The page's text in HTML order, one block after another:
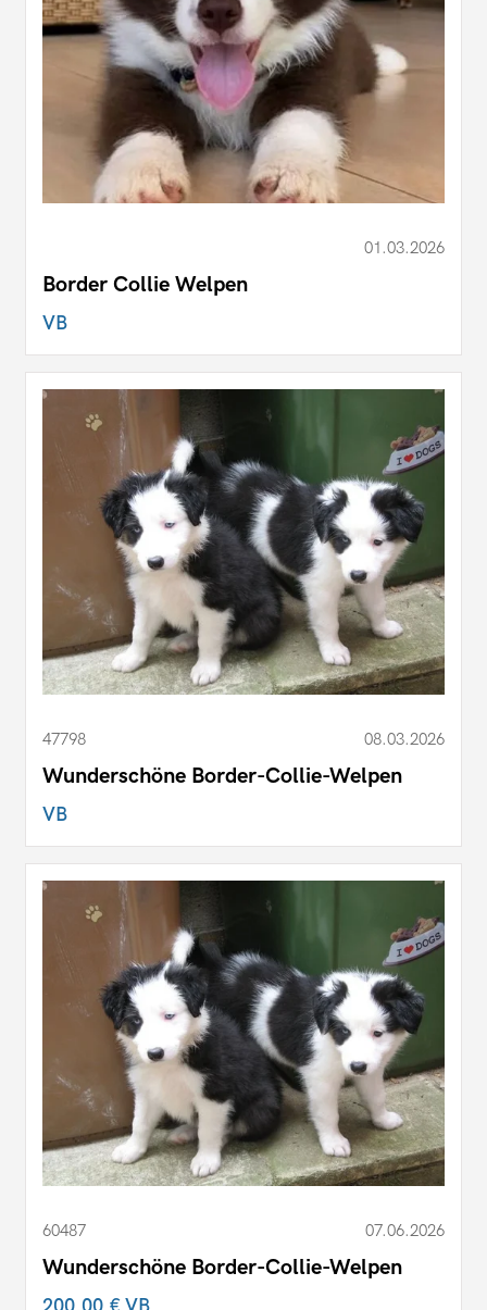
01.03.2026
Border Collie Welpen
VB
47798 08.03.2026
Wunderschöne Border-Collie-Welpen
VB
60487 07.06.2026
Wunderschöne Border-Collie-Welpen